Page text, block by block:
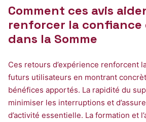
Comment ces avis
renforcer la confiance
dans la Somme
Ces retours d’expérience renforcent
futurs utilisateurs en montrant
bénéfices apportés. La rapidité du
minimiser les interruptions et
d’activité essentielle. La formation et